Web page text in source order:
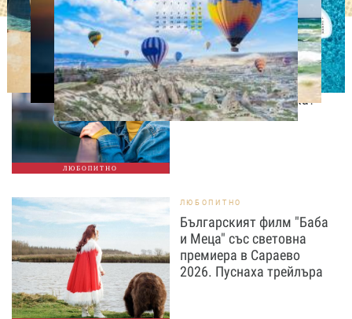
ЛЮБОПИТНО
ЛЮБОПИТНО
Усещането, че “нещо
предстои” – случайност
или сигнал от мозъка?
ЛЮБОПИТНО
Българският филм "Баба
и Меца" със световна
премиера в Сараево
2026. Пуснаха трейлъра